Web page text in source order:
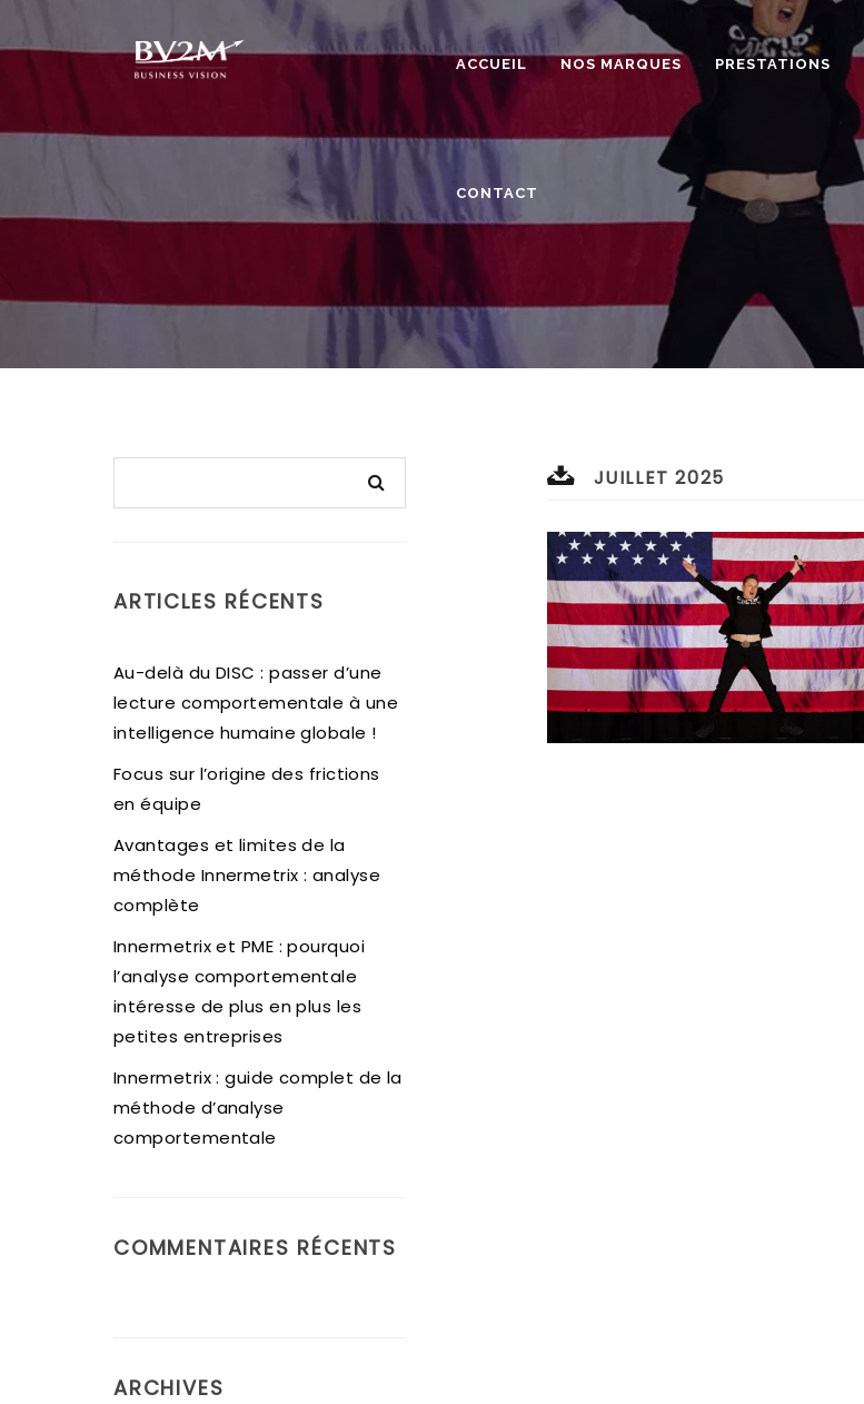
ACCUEIL NOS MARQUES PRESTATIONS
CONTACT
JUILLET 2025
ARTICLES RÉCENTS
Au-delà du DISC : passer d’une
lecture comportementale à une
intelligence humaine globale !
Focus sur l’origine des frictions
en équipe
Avantages et limites de la
méthode Innermetrix : analyse
complète
Innermetrix et PME : pourquoi
l’analyse comportementale
intéresse de plus en plus les
petites entreprises
Innermetrix : guide complet de la
méthode d’analyse
comportementale
COMMENTAIRES RÉCENTS
ARCHIVES